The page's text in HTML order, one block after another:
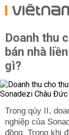
Doanh thu
bán nhà
gì?
Trong qúy II,
nghiệp của
đồng. Trong khi